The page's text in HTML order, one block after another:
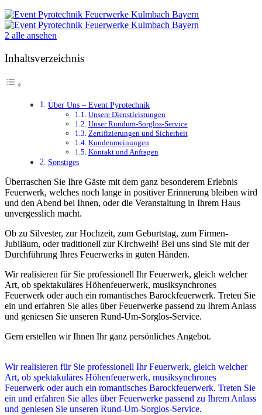
2 alle ansehen
Inhaltsverzeichnis
Über Uns – Event Pyrotechnik
Unsere Dienstleistungen
Unser Rundum-Sorglos-Service
Zertifizierungen und Sicherheit
Kundenmeinungen
Kontakt und Anfragen
Sonstiges
Überraschen Sie Ihre Gäste mit dem ganz besonderem Erlebnis
Feuerwerk, welches noch lange in positiver Erinnerung bleiben wird
und den Abend bei Ihnen, oder die Veranstaltung in Ihrem Haus
unvergesslich macht.
Ob zu Silvester, zur Hochzeit, zum Geburtstag, zum Firmen-
Jubiläum, oder traditionell zur Kirchweih! Bei uns sind Sie mit der
Durchführung Ihres Feuerwerks in guten Händen.
Wir realisieren für Sie professionell Ihr Feuerwerk, gleich welcher
Art, ob spektakuläres Höhenfeuerwerk, musiksynchrones
Feuerwerk oder auch ein romantisches Barockfeuerwerk. Treten Sie
ein und erfahren Sie alles über Feuerwerke passend zu Ihrem Anlass
und geniesen Sie unseren Rund-Um-Sorglos-Service.
Gern erstellen wir Ihnen Ihr ganz persönliches Angebot.
Wir realisieren für Sie professionell Ihr Feuerwerk, gleich welcher
Art, ob spektakuläres Höhenfeuerwerk, musiksynchrones
Feuerwerk oder auch ein romantisches Barockfeuerwerk. Treten Sie
ein und erfahren Sie alles über Feuerwerke passend zu Ihrem Anlass
und geniesen Sie unseren Rund-Um-Sorglos-Service.